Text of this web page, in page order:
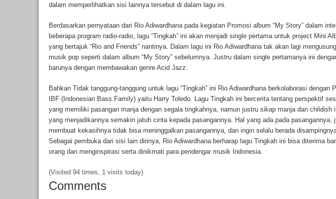
dalam memperlihatkan sisi lainnya tersebut di dalam lagu ini.
Berdasarkan pernyataan dari Rio Adiwardhana pada kegiatan Promosi album “My Story” dalam
beberapa program radio-radio, lagu “Tingkah” ini akan menjadi single pertama untuk project Mini
yang bertajuk “Rio and Friends” nantinya. Dalam lagu ini Rio Adiwardhana tak akan lagi
musik pop seperti dalam album “My Story” sebelumnya. Justru dalam single pertamanya ini
barunya dengan membawakan genre Acid Jazz.
Bahkan Tidak tanggung-tanggung untuk lagu “Tingkah” ini Rio Adiwardhana berkolaborasi dengan
IBF (Indonesian Bass Family) yaitu Harry Toledo. Lagu Tingkah ini bercerita tentang perspektif
yang memiliki pasangan manja dengan segala tingkahnya, namun justru sikap manja dan childish
yang menjadikannya semakin jatuh cinta kepada pasangannya. Hal yang ada pada pasangannya,
membuat kekasihnya tidak bisa meninggalkan pasangannya, dan ingin selalu berada
Sebagai pembuka dari sisi lain dirinya, Rio Adiwardhana berharap lagu Tingkah ini bisa diterima
orang dan menginspirasi serta dinikmati para pendengar musik Indonesia.
(Visited 94 times, 1 visits today)
Comments